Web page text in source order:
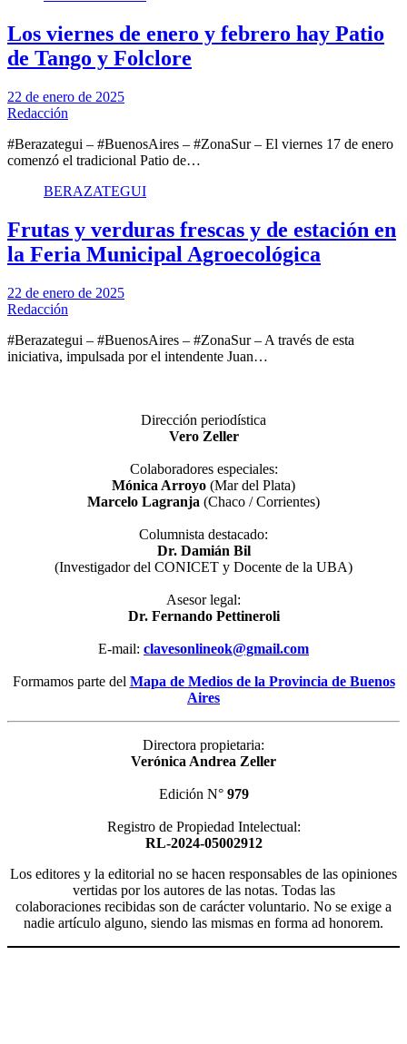
Los viernes de enero y febrero hay Patio
de Tango y Folclore
22 de enero de 2025
Redacción
#Berazategui – #BuenosAires – #ZonaSur – El viernes 17 de enero
comenzó el tradicional Patio de…
BERAZATEGUI
Frutas y verduras frescas y de estación en
la Feria Municipal Agroecológica
22 de enero de 2025
Redacción
#Berazategui – #BuenosAires – #ZonaSur – A través de esta
iniciativa, impulsada por el intendente Juan…
Dirección periodística
Vero Zeller
Colaboradores especiales:
Mónica Arroyo (Mar del Plata)
Marcelo Lagranja (Chaco / Corrientes)
Columnista destacado:
Dr. Damián Bil
(Investigador del CONICET y Docente de la UBA)
Asesor legal:
Dr. Fernando Pettineroli
E-mail: clavesonlineok@gmail.com
Formamos parte del Mapa de Medios de la Provincia de Buenos
Aires
Directora propietaria:
Verónica Andrea Zeller
Edición N°979
Registro de Propiedad Intelectual:
RL-2024-05002912
Los editores y la editorial no se hacen responsables de las opiniones
vertidas por los autores de las notas. Todas las
colaboraciones recibidas son de carácter voluntario. No se exige a
nadie artículo alguno, siendo las mismas en forma ad honorem.